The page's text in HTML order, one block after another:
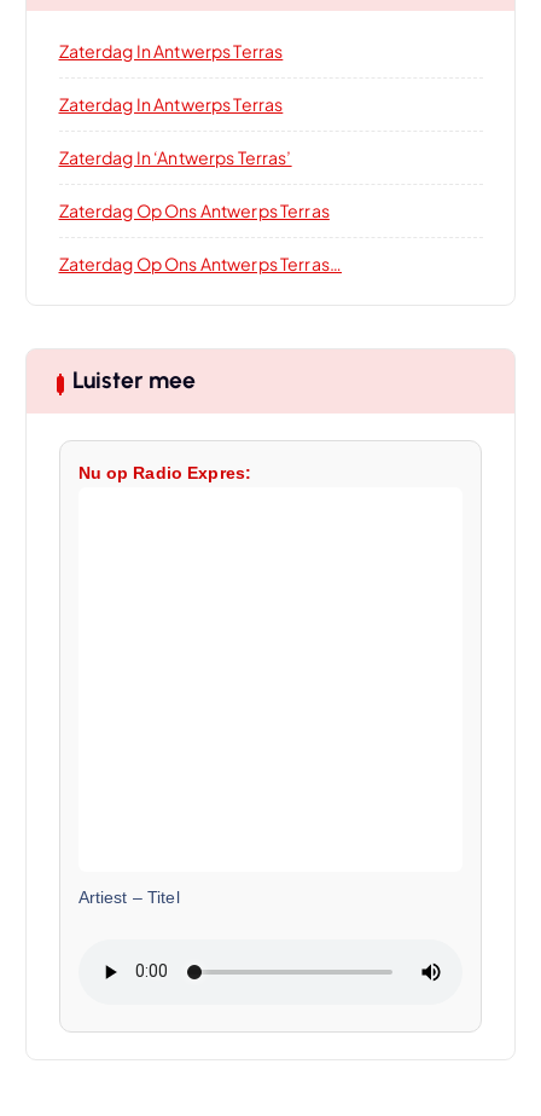
Zaterdag In Antwerps Terras
Zaterdag In Antwerps Terras
Zaterdag In ‘Antwerps Terras’
Zaterdag Op Ons Antwerps Terras
Zaterdag Op Ons Antwerps Terras…
Luister mee
Nu op Radio Expres:
Artiest – Titel